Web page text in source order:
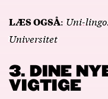
LÆS OGSÅ: Uni-
Universitet
3. DINE
VIGTIGE